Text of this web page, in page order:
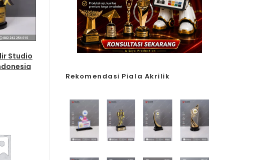
Studio
Rekomendasi Piala Akrilik